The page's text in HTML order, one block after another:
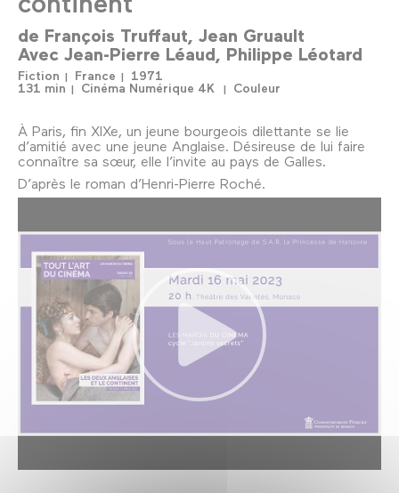
de François Truffaut Jean Gruault
Avec Jean-Pierre Léaud Philippe Léotard
Fiction France
1971
131 min
Cinéma Numérique 4K Couleur
À Paris, fin XIXe, un jeune bourgeois dilettante se lie
d’amitié avec une jeune Anglaise. Désireuse de lui faire
connaître sa sœur, elle l’invite au pays de Galles.
D’après le roman d’Henri-Pierre Roché.